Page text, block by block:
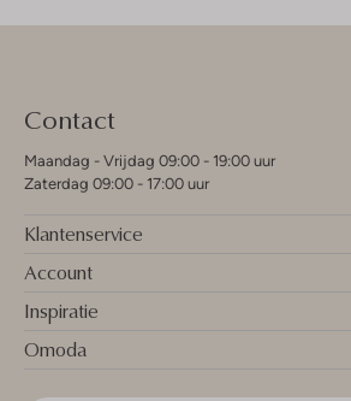
Contact
Maandag - Vrijdag 09:00 - 19:00 uur
Zaterdag 09:00 - 17:00 uur
Klantenservice
Account
Inspiratie
Omoda